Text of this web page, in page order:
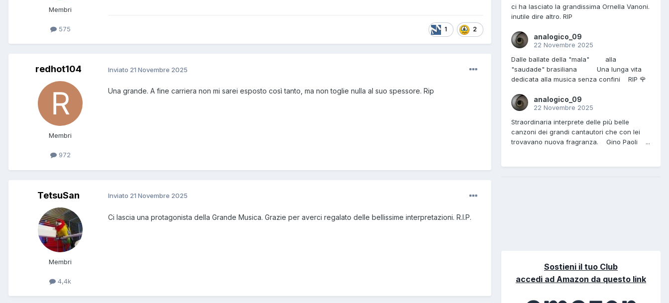
Membri
575 1 2
redhot104
Membri
972
Inviato 21 Novembre 2025
Una grande. A fine carriera non mi sarei esposto così tanto, ma non toglie nulla al suo spessore. Rip
TetsuSan
Membri
4,4k
Inviato 21 Novembre 2025
Ci lascia una protagonista della Grande Musica. Grazie per averci regalato delle bellissime interpretazioni. R.I.P.
ci ha lasciato la grandissima Ornella Vanoni.
inutile dire altro. RIP
analogico_09
22 Novembre 2025
Dalle ballate della "mala" alla
"saudade" brasiliana Una lunga vita
dedicata alla musica senza confini RIP 🌹
analogico_09
22 Novembre 2025
Straordinaria interprete delle più belle
canzoni dei grandi cantautori che con lei
trovavano nuova fragranza. Gino Paoli ...
Sostieni il tuo Club
accedi ad Amazon da questo link